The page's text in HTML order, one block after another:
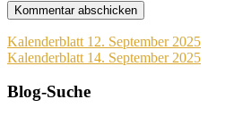
Beitragsnavigation
Kalenderblatt 12. September 2025
Kalenderblatt 14. September 2025
Blog-Suche